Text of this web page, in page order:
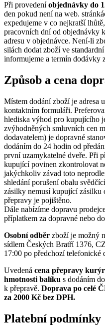
Při provedeníobjednávky do
den pokud není na web.
expedujeme v co nejkratší
pracovních dní od objednávky
adresu v objednávce. Není-li
silách dodat zboží ve
informujeme a termín dodávky
Způsob a cena
Místem dodání zboží je adresa
kontaktním formuláři.
hlediska výhod pro kupujícího
zvýhodněných smluvních cen
dodavatelem) je dopravné
dodáním do 24 hodin od
první uzamykatelné dveře. Při
kupující povinen zkontrolovat
jakýchkoliv závad toto
shledání porušení obalu
zásilky nemusí kupující zásilku
přepravy je pojištěno.
Dále nabízíme dopravu
příplatkem za dopravné nebo
Osobní odběr zboží je možný
sídlem Českých Bratří 1376,
17:00 po předchozí telefonické
Uvedená cena přepravy
hmotnosti balíku s dodáním
k přepravě. Doprava po celé
za 2000 Kč bez DPH.
Platební podmínky